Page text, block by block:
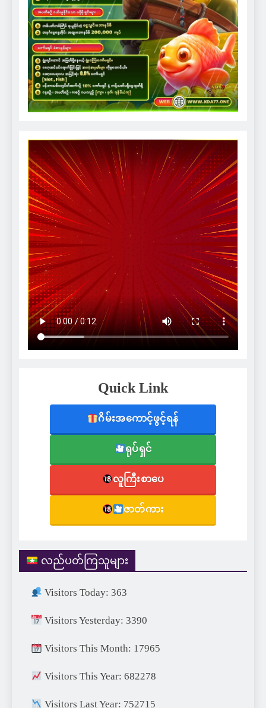
Quick Link
ဂိမ်းအကောင့်ဖွင့်ရန်
ရုပ်ရှင်
လူကြီးစာပေ
ဇာတ်ကား
လည်ပတ်ကြသူများ
Visitors Today: 363
Visitors Yesterday: 3390
Visitors This Month: 17965
Visitors This Year: 682278
Visitors Last Year: 752715